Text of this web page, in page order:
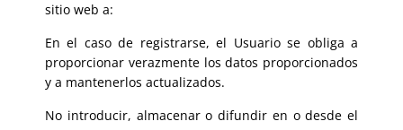
sitio web a:
En el caso de registrarse, el Usuario se obliga a
proporcionar verazmente los datos proporcionados
y a mantenerlos actualizados.
No introducir, almacenar o difundir en o desde el